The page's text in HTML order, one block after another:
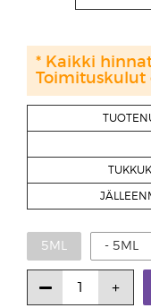
5ML - 5ML
* Kaikki
Toimituskulut